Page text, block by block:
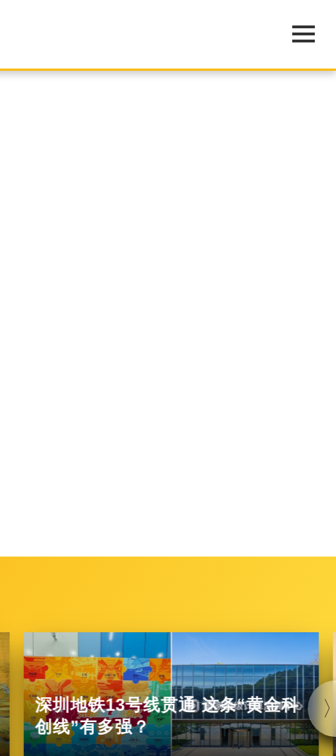
深圳地铁13号线贯通 这条“黄金科
创线”有多强？